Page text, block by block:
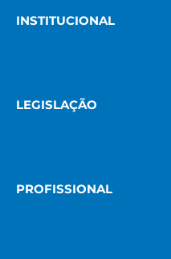
INSTITUCIONAL
LEGISLAÇÃO
PROFISSIONAL